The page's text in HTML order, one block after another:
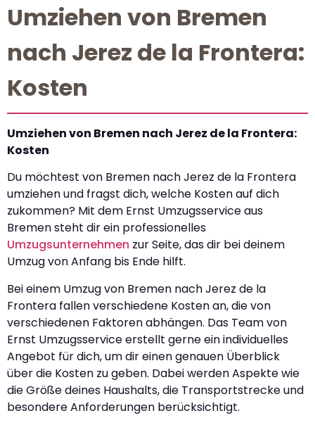
Umziehen von Bremen
nach Jerez de la Frontera:
Kosten
Umziehen von Bremen nach Jerez de la Frontera:
Kosten
Du möchtest von Bremen nach Jerez de la Frontera
umziehen und fragst dich, welche Kosten auf dich
zukommen? Mit dem Ernst Umzugsservice aus
Bremen steht dir ein professionelles
Umzugsunternehmen zur Seite, das dir bei deinem
Umzug von Anfang bis Ende hilft.
Bei einem Umzug von Bremen nach Jerez de la
Frontera fallen verschiedene Kosten an, die von
verschiedenen Faktoren abhängen. Das Team von
Ernst Umzugsservice erstellt gerne ein individuelles
Angebot für dich, um dir einen genauen Überblick
über die Kosten zu geben. Dabei werden Aspekte wie
die Größe deines Haushalts, die Transportstrecke und
besondere Anforderungen berücksichtigt.